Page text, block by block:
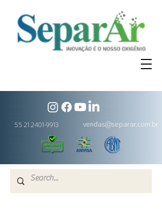
55 21 2401-9913 vendas@separar.com.br